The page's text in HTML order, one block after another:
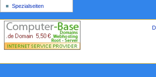
Spezialseiten